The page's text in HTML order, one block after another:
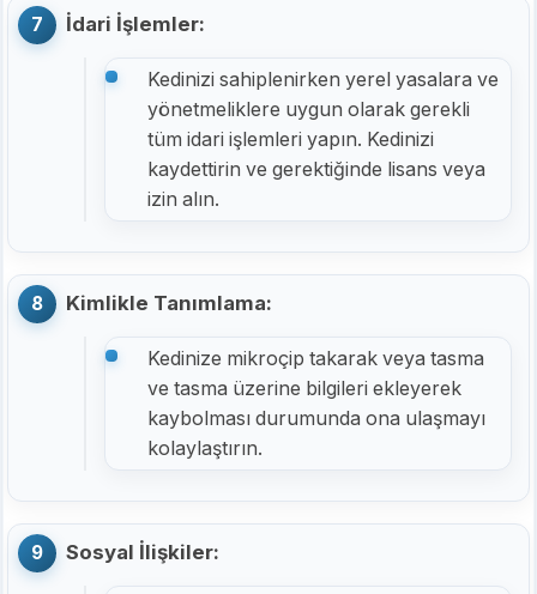
İdari İşlemler:
Kedinizi sahiplenirken yerel yasalara ve
yönetmeliklere uygun olarak gerekli
tüm idari işlemleri yapın. Kedinizi
kaydettirin ve gerektiğinde lisans veya
izin alın.
Kimlikle Tanımlama:
Kedinize mikroçip takarak veya tasma
ve tasma üzerine bilgileri ekleyerek
kaybolması durumunda ona ulaşmayı
kolaylaştırın.
Sosyal İlişkiler: